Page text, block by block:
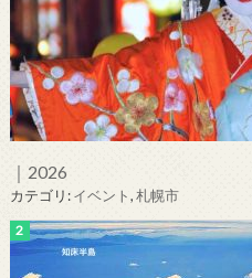
｜2026
カテゴリ:イベント,札幌市